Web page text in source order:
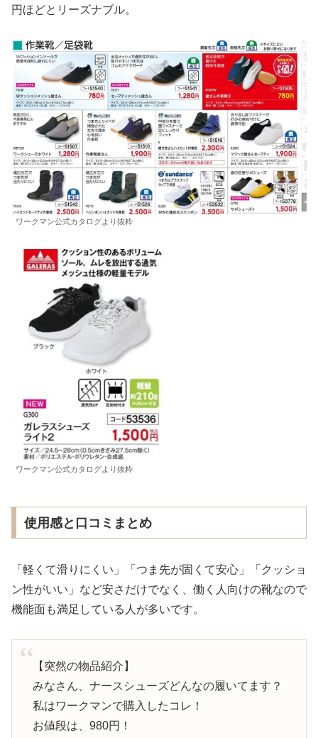
円ほどとリーズナブル。
ワークマン公式カタログより抜粋
ワークマン公式カタログより抜粋
使用感と口コミまとめ
「軽くて滑りにくい」「つま先が固くて安心」「クッショ
ン性がいい」など安さだけでなく、働く人向けの靴なので
機能面も満足している人が多いです。
【突然の物品紹介】
みなさん、ナースシューズどんなの履いてます？
私はワークマンで購入したコレ！
お値段は、980円！